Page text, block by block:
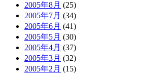
2005年8月 (25)
2005年7月 (34)
2005年6月 (41)
2005年5月 (30)
2005年4月 (37)
2005年3月 (32)
2005年2月 (15)